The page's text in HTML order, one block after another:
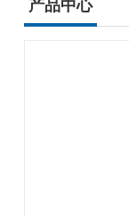
产品中心